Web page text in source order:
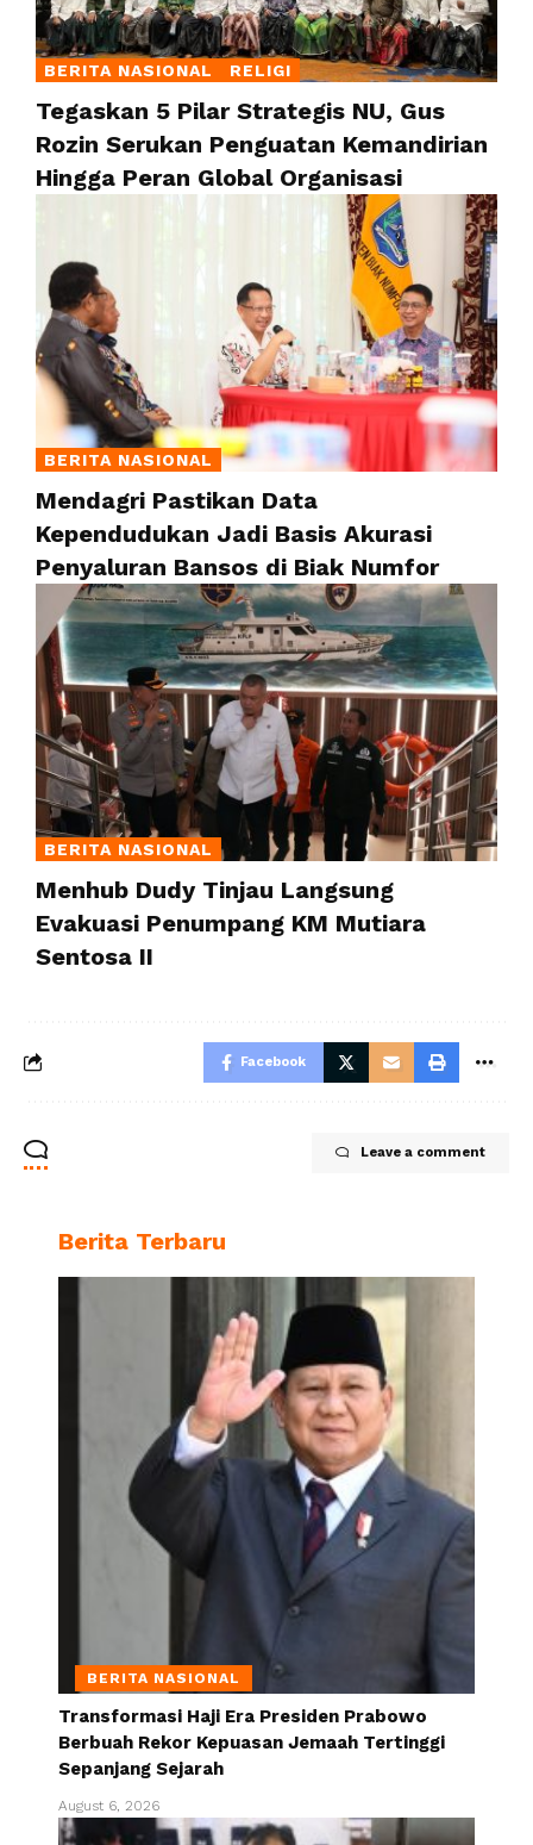
BERITA NASIONAL RELIGI
Tegaskan 5 Pilar Strategis NU, Gus
Rozin Serukan Penguatan Kemandirian
Hingga Peran Global Organisasi
BERITA NASIONAL
Mendagri Pastikan Data
Kependudukan Jadi Basis Akurasi
Penyaluran Bansos di Biak Numfor
BERITA NASIONAL
Menhub Dudy Tinjau Langsung
Evakuasi Penumpang KM Mutiara
Sentosa II
Facebook
Leave a comment
Berita Terbaru
BERITA NASIONAL
Transformasi Haji Era Presiden Prabowo
Berbuah Rekor Kepuasan Jemaah Tertinggi
Sepanjang Sejarah
August 6, 2026